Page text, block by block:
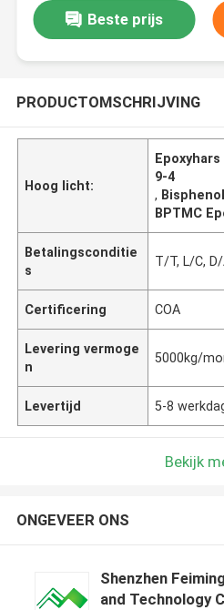
Beste prijs
PRODUCTOMSCHRIJVING
Hoog licht:
9-4
,
BPTMC
Betalingsconditie
s
T/T, L/C,
Certificering COA
Levering vermoge
n
5000kg/
Levertijd 5-8
Bekijk
ONGEVEER ONS
Shenzhen
and Technology